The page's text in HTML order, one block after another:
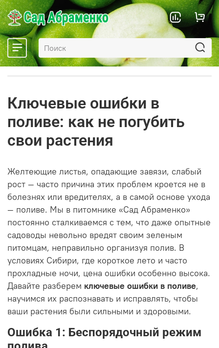
Ключевые ошибки в
поливе: как не погубить
свои растения
Желтеющие листья, опадающие завязи, слабый
рост — часто причина этих проблем кроется не в
болезнях или вредителях, а в самой основе ухода
— поливе. Мы в питомнике «Сад Абраменко»
постоянно сталкиваемся с тем, что даже опытные
садоводы невольно вредят своим зеленым
питомцам, неправильно организуя полив. В
условиях Сибири, где короткое лето и часто
прохладные ночи, цена ошибки особенно высока.
Давайте разберем ключевые ошибки в поливе,
научимся их распознавать и исправлять, чтобы
ваши растения были сильными и здоровыми.
Ошибка 1: Беспорядочный режим